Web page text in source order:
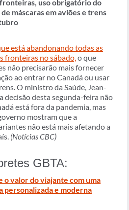
fronteiras, uso obrigatório do
máscaras em aviões e trens
está abandonando todas as
fronteiras no sábado,o que
não precisarão mais fornecer
ao entrar no Canadá ou usar
O ministro da Saúde, Jean-
decisão desta segunda-feira não
está fora da pandemia, mas
mostram que a
não está mais afetando a
(Notícias CBC)
GBTA:
o valor do viajante com uma
personalizada e moderna